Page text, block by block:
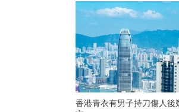
香港青衣有男子持刀傷人後